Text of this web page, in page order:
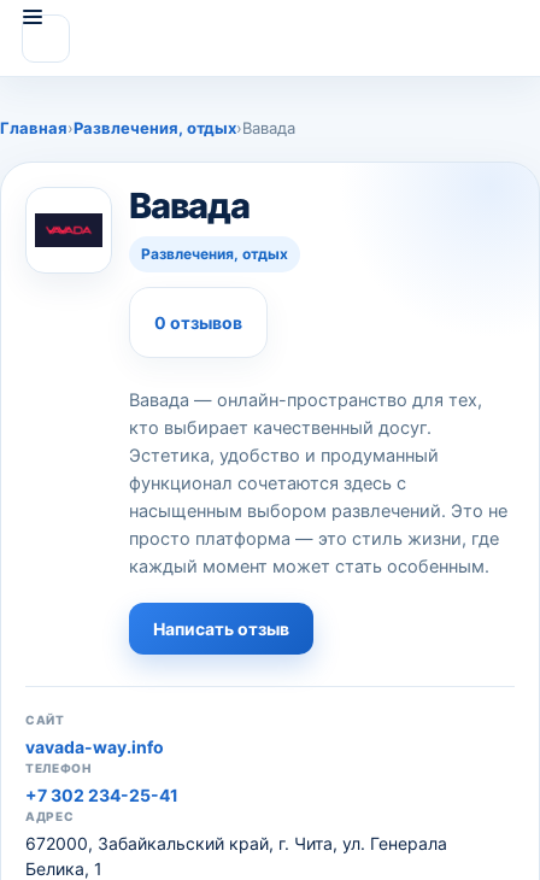
Главная›Развлечения, отдых›Вавада
Вавада
Развлечения, отдых
0 отзывов
Вавада — онлайн-пространство для тех,
кто выбирает качественный досуг.
Эстетика, удобство и продуманный
функционал сочетаются здесь с
насыщенным выбором развлечений. Это не
просто платформа — это стиль жизни, где
каждый момент может стать особенным.
Написать отзыв
САЙТ
vavada-way.info
ТЕЛЕФОН
+7 302 234-25-41
АДРЕС
672000, Забайкальский край, г. Чита, ул. Генерала
Белика, 1